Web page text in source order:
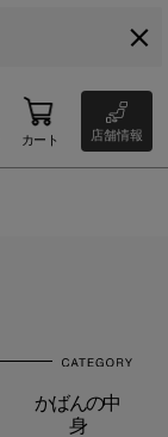
カート 店舗情報
かばんの中
身